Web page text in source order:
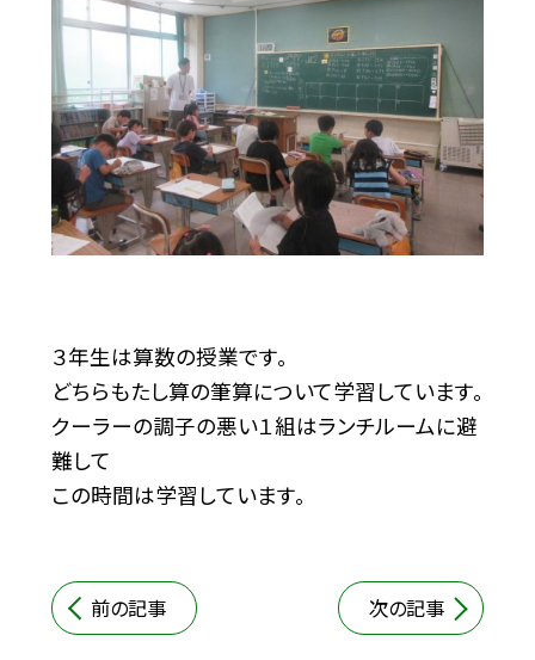
３年生は算数の授業です。
どちらもたし算の筆算について学習しています。
クーラーの調子の悪い１組はランチルームに避
難して
この時間は学習しています。
前の記事 次の記事